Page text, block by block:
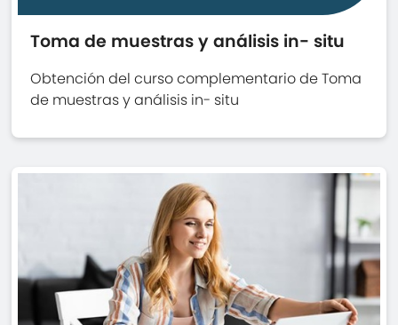
Toma de muestras y análisis in- situ
Obtención del curso complementario de Toma
de muestras y análisis in- situ